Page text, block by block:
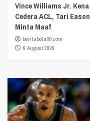
Vince Williams Jr. Kena
Cedera ACL, Tari Eason
Minta Maaf
beritabola99.com
6 August 2026